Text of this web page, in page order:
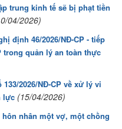
trung kinh tế sẽ bị phạt tiền
04/2026)
định 46/2026/NĐ-CP - tiếp
trong quản lý an toàn thực
2026/NĐ-CP về xử lý vi
lực (15/04/2026)
nhân một vợ, một chồng